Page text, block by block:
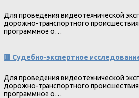
Для проведения видеотехнической
дорожно-транспортного
программное о…
🟥 Судебно-экспертное
Для проведения видеотехнической
дорожно-транспортного
программное о…